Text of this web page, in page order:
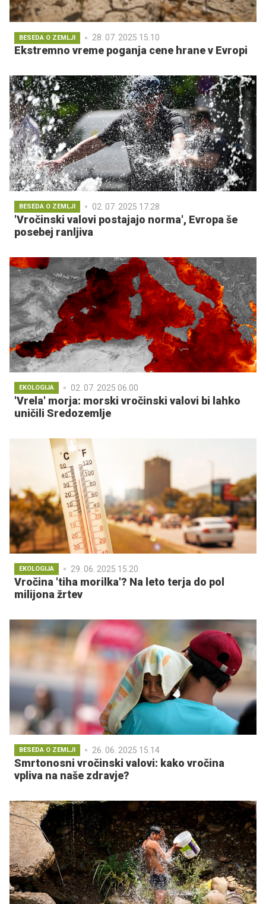
BESEDA O ZEMLJI 28. 07. 2025 15.10
Ekstremno vreme poganja cene hrane v Evropi
BESEDA O ZEMLJI 02. 07. 2025 17.28
'Vročinski valovi postajajo norma', Evropa še
posebej ranljiva
EKOLOGIJA 02. 07. 2025 06.00
'Vrela' morja: morski vročinski valovi bi lahko
uničili Sredozemlje
EKOLOGIJA 29. 06. 2025 15.20
Vročina 'tiha morilka'? Na leto terja do pol
milijona žrtev
BESEDA O ZEMLJI 26. 06. 2025 15.14
Smrtonosni vročinski valovi: kako vročina
vpliva na naše zdravje?